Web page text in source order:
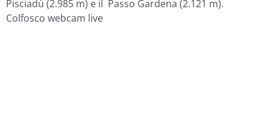
Pisciadù (2.985 m) e il Passo Gardena (2.121 m).
Colfosco webcam live